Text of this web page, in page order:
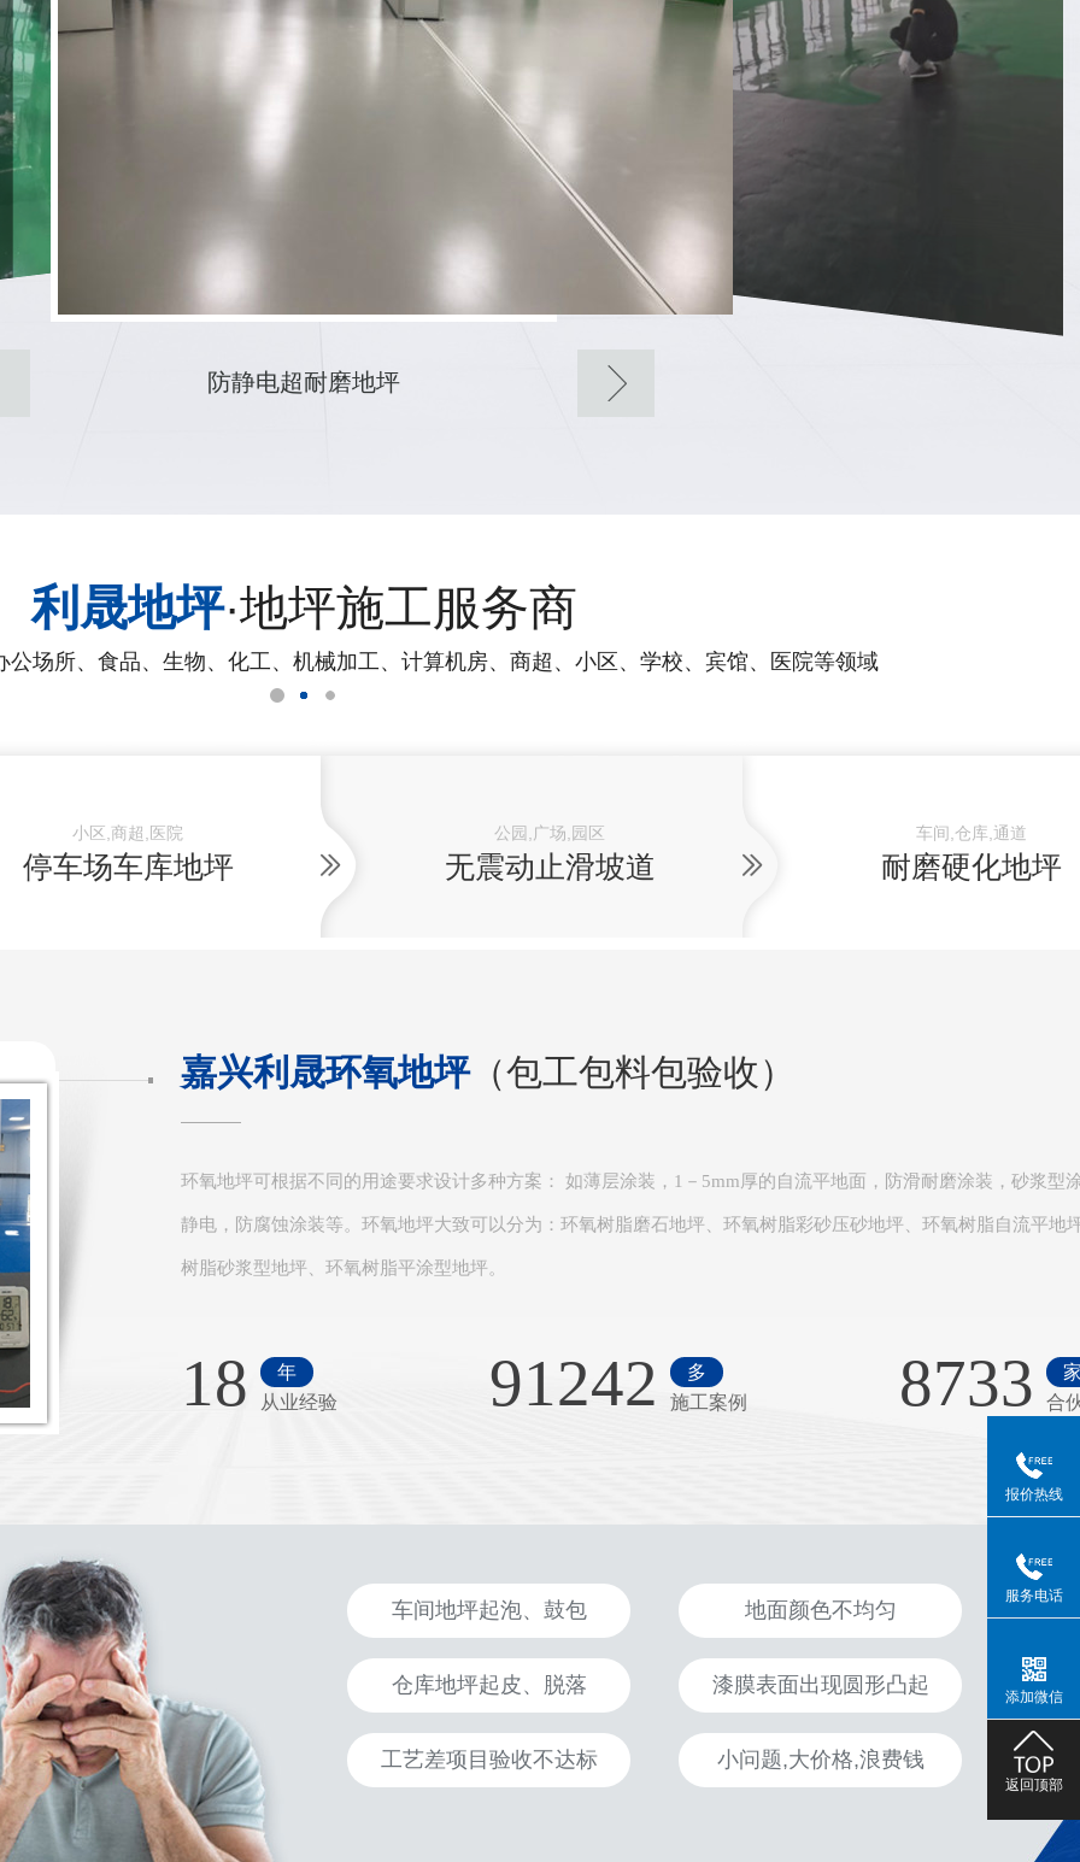
防静电地坪施工
利晟地坪·地坪施工服务商
公场所、食品、生物、化工、机械加工、计算机房、商超、小区、学校、宾馆、医院等领域
小区,商超,医院
停车场车库地坪
公园,广场,园区
无震动止滑坡道
车间,仓库,通道
耐磨硬化地坪
嘉兴利晟环氧地坪（包工包料包验收）
环氧地坪可根据不同的用途要求设计多种方案 ： 如薄层涂装，1－5mm厚的自流平地面，防滑耐磨涂装，砂浆型
静电，防腐蚀涂装等。环氧地坪大致可以分为：环氧树脂磨石地坪、环氧树脂彩砂压砂地坪、环氧树脂自流平地
树脂砂浆型地坪、环氧树脂平涂型地坪。
18
年
从业经验
91242
多
施工案例
8733
合
车间地坪起泡、鼓包 地面颜色不均匀
仓库地坪起皮、脱落 漆膜表面出现圆形凸起
工艺差项目验收不达标 小问题,大价格,浪费钱
报价热线
服务电话
添加微信
返回顶部